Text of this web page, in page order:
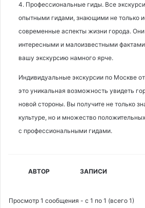
4. Профессиональные гиды. Все
опытными гидами, знающими не только
современные аспекты жизни города. Они
интересными и малоизвестными
вашу экскурсию намного ярче.
Индивидуальные экскурсии по Москве
это уникальная возможность увидеть
новой стороны. Вы получите не только
культуре, но и множество
с профессиональными гидами.
АВТОР ЗАПИСИ
Просмотр 1 сообщения - с 1 по 1 (всего 1)